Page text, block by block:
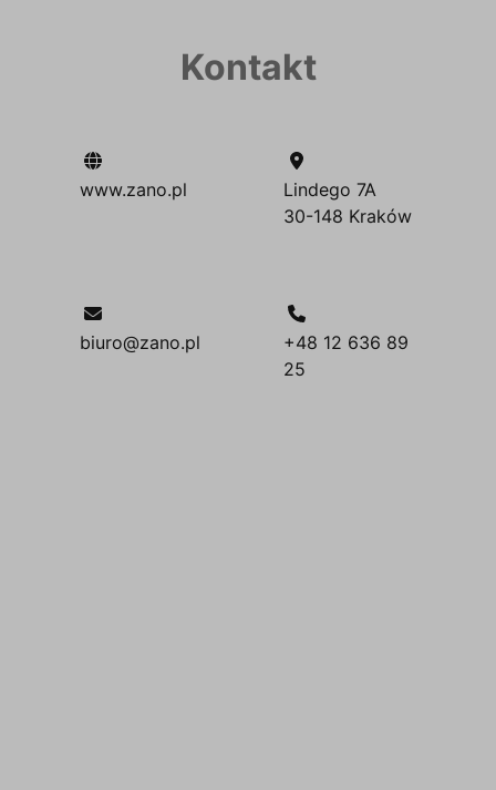
Kontakt
www.zano.pl
Lindego 7A
30-148 Kraków
biuro@zano.pl
+48 12 636 89
25